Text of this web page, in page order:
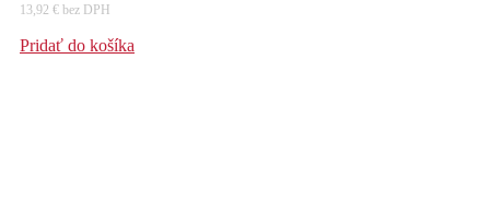
13,92 € bez DPH
Pridať do košíka